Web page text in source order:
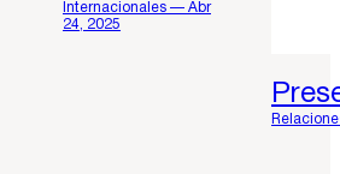
Internacionales — Abr
24, 2025